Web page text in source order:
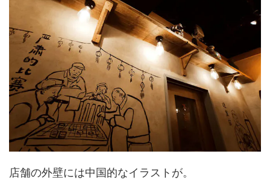
店舗の外壁には中国的なイラストが。